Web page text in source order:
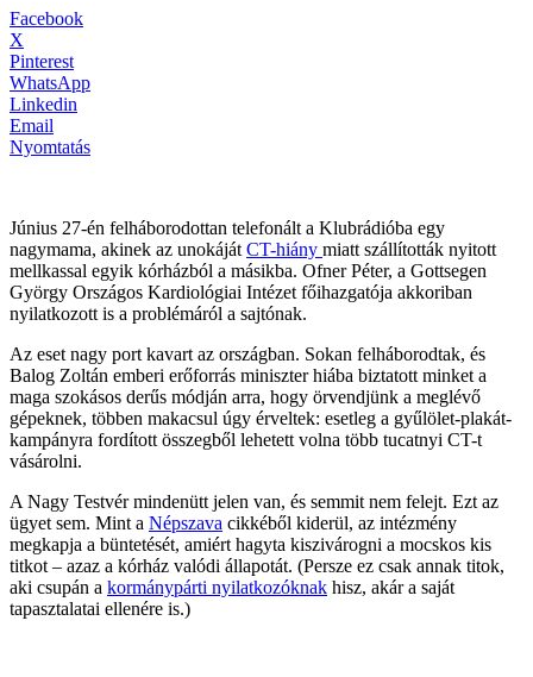
Facebook
X
Pinterest
WhatsApp
Linkedin
Email
Nyomtatás
Június 27-én felháborodottan telefonált a Klubrádióba egy
nagymama, akinek az unokáját CT-hiány miatt szállították nyitott
mellkassal egyik kórházból a másikba. Ofner Péter, a Gottsegen
György Országos Kardiológiai Intézet főihazgatója akkoriban
nyilatkozott is a problémáról a sajtónak.
Az eset nagy port kavart az országban. Sokan felháborodtak, és
Balog Zoltán emberi erőforrás miniszter hiába biztatott minket a
maga szokásos derűs módján arra, hogy örvendjünk a meglévő
gépeknek, többen makacsul úgy érveltek: esetleg a gyűlölet-plakát-
kampányra fordított összegből lehetett volna több tucatnyi CT-t
vásárolni.
A Nagy Testvér mindenütt jelen van, és semmit nem felejt. Ezt az
ügyet sem. Mint a Népszava cikkéből kiderül, az intézmény
megkapja a büntetését, amiért hagyta kiszivárogni a mocskos kis
titkot – azaz a kórház valódi állapotát. (Persze ez csak annak titok,
aki csupán a kormánypárti nyilatkozóknak hisz, akár a saját
tapasztalatai ellenére is.)